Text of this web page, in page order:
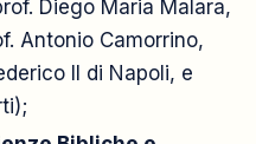
Diego Maria Malara,
Antonio Camorrino,
II di Napoli, e